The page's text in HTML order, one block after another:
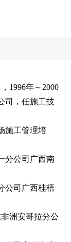
1996年～2000
司，任施工技
施工管理培
分公司广西南
公司广西桂梧
洲安哥拉分公